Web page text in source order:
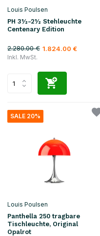
Louis Poulsen
PH 3½-2½ Stehleuchte
Centenary Edition
2.280.00 € 1.824.00 €
Inkl. MwSt.
SALE 20%
Louis Poulsen
Panthella 250 tragbare
Tischleuchte, Original
Opalrot